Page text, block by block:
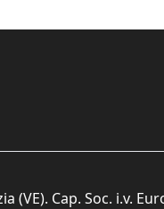
Cap. Soc. i.v.